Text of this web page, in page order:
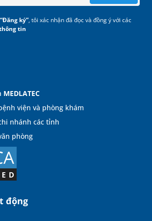
MEDLATEC
viện và phòng khám
nhánh các tỉnh
phòng
động
“Đăng ký”, tôi xác nhận đã đọc và đồng ý với các
tin